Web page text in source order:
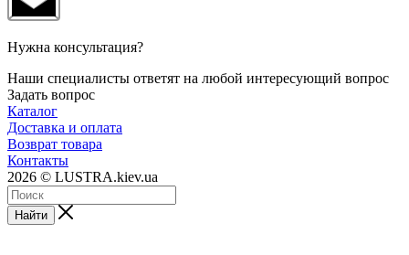
Нужна консультация?
Наши специалисты ответят на любой интересующий вопрос
Задать вопрос
Каталог
Доставка и оплата
Возврат товара
Контакты
2026 © LUSTRA.kiev.ua
Найти